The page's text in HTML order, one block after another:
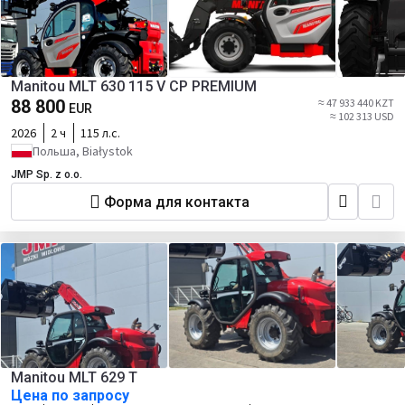
Manitou MLT 630 115 V CP PREMIUM
88 800 EUR
≈ 47 933 440 KZT
≈ 102 313 USD
2026 2 ч
115 л.с.
Польша, Białystok
JMP Sp. z o.o.
Форма для контакта
Manitou MLT 629 T
Цена по запросу